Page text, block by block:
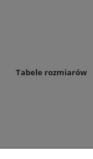
Tabele rozmiarów